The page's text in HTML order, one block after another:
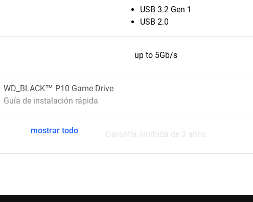
USB 3.2 Gen 1
USB 2.0
up to 5Gb/s
WD_BLACK™ P10 Game Drive
Guía de instalación rápida
Garantía limitada de 3 años
mostrar todo